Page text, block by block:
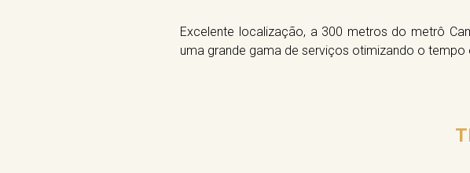
Excelente localização, a 300 metros do metrô
uma grande gama de serviços otimizando o